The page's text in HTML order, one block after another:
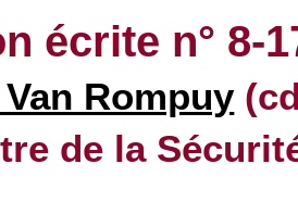
écrite n° 8-
Rompuy
de la